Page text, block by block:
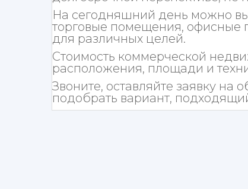
На сегодняшний день можно
торговые помещения, офисные
для различных целей.
Стоимость коммерческой
расположения, площади и
Звоните, оставляйте заявку
подобрать вариант,